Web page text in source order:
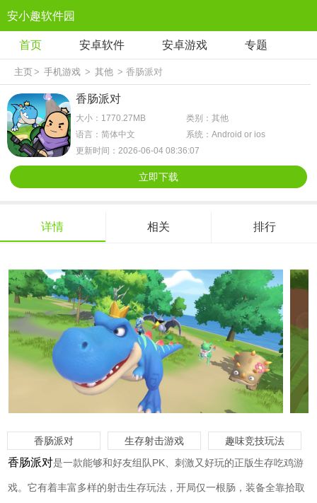
安小趣软件园
首页 安卓软件 安卓游戏 专题
主页> 手机游戏 > 其他 > 香肠派对
香肠派对
大小：1770.27MB
类别：其他
语言：简体中文
系统：Android or ios
更新时间：2026-06-04 08:36:07
立即下载
详情 相关 排行
香肠派对 生存射击游戏 趣味竞技玩法
香肠派对是一款能够和好友组队PK、刺激又好玩的正版生存吃鸡游
戏。它有着丰富多样的射击生存玩法，开局仅一根肠，装备全靠拾取